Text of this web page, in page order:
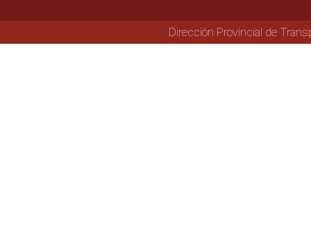
Dirección Provincial de